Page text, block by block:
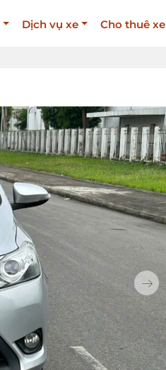
Dịch vụ xe Cho thuê xe
Next